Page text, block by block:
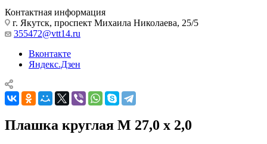
Контактная информация
г. Якутск, проспект Михаила Николаева, 25/5
355472@vtt14.ru
Вконтакте
Яндекс.Дзен
Плашка круглая М 27,0 х 2,0